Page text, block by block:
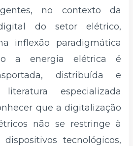
no contexto da
do setor elétrico,
inflexão paradigmática
a energia elétrica é
distribuída e
especializada
que a digitalização
não se restringe à
tecnológicos,